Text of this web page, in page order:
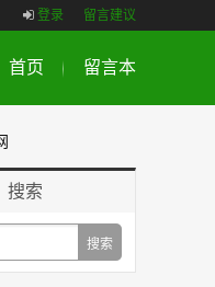
登录 留言建议
首页 留言本
搜索